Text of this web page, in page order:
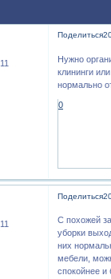
Поделиться
Нужно
клининги
нормально
0
Поделиться
С похожей
уборки
них
мебели,
спокойнее и